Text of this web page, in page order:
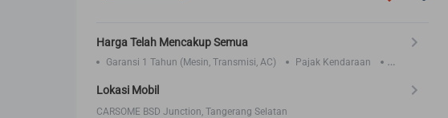
Harga Telah Mencakup Semua
Garansi 1 Tahun (Mesin, Transmisi, AC)
Pajak Kendaraan
Lokasi Mobil
CARSOME BSD Junction, Tangerang Selatan